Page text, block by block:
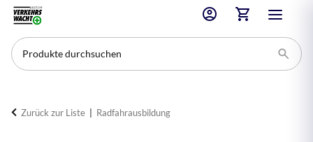
Zurück zur Liste Radfahrausbildung